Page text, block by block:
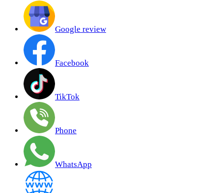
Google review
Facebook
TikTok
Phone
WhatsApp